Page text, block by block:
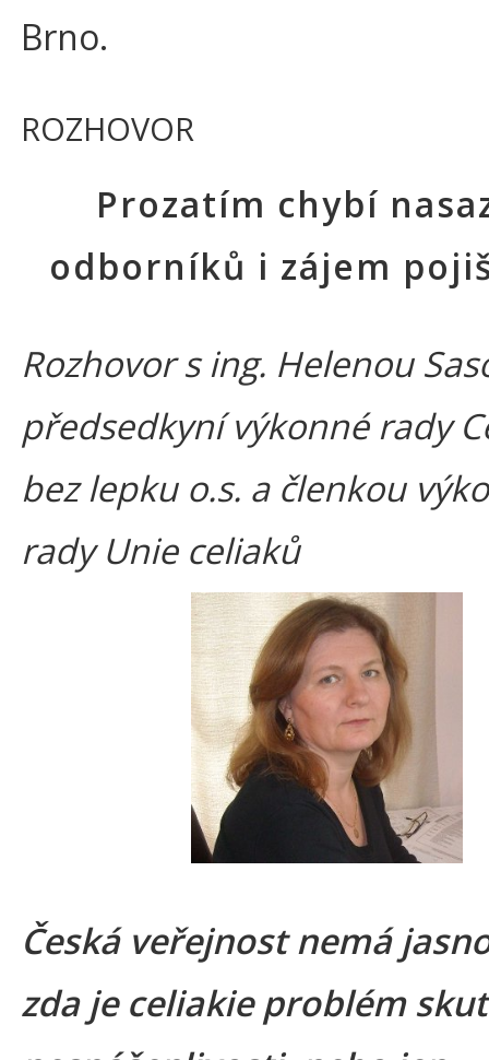
Brno.
ROZHOVOR
Prozatím chybí
odborníků i zájem
Rozhovor s ing. Helenou
předsedkyní výkonné rady
bez lepku o.s. a členkou
rady Unie celiaků
Česká veřejnost nemá
zda je celiakie problém